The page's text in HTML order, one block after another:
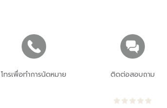
โทรเพื่อทำการนัดหมาย ติดต่อสอบถาม